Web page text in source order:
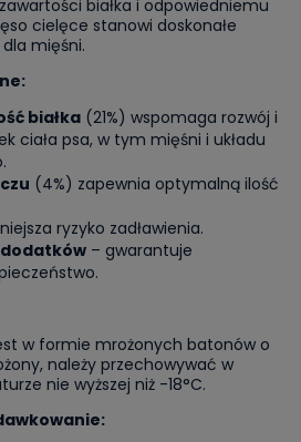
białka i odpowiedniemu
cielęce stanowi doskonałe
mięśni.
białka (21%) wspomaga rozwój i
ciała psa, w tym mięśni i układu
(4%) zapewnia optymalną ilość
ryzyko zadławienia.
– gwarantuje
w formie mrożonych batonów o
należy przechowywać w
nie wyższej niż -18°C.